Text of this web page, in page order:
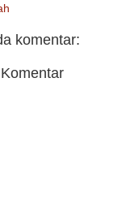
komentar: